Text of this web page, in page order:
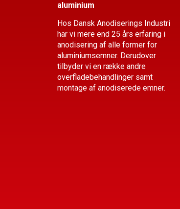
aluminium
Hos Dansk Anodiserings Industri
har vi mere end 25 års erfaring i
anodisering af alle former for
aluminiumsemner. Derudover
tilbyder vi en række andre
overflade­behandlinger samt
montage af anodiserede emner.